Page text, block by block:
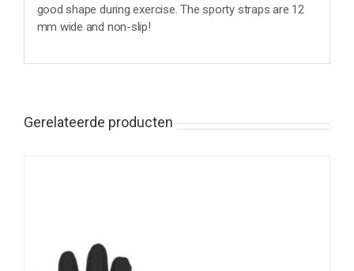
good shape during exercise. The sporty straps are 12
mm wide and non-slip!
Gerelateerde producten